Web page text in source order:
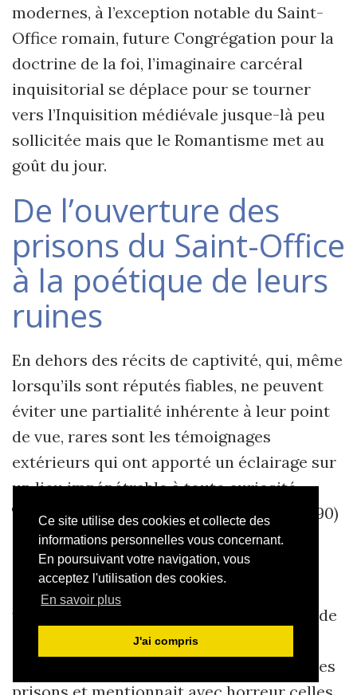
Ce site utilise des cookies et collecte des
informations personnelles vous concernant.
En poursuivant votre navigation, vous
acceptez l'utilisation des cookies.
En savoir plus
J'ai compris
modernes, à l’exception notable du Saint-
Office romain, future Congrégation pour la
doctrine de la foi, l’imaginaire carcéral
inquisitorial se déplace pour se tourner
vers l’Inquisition médiévale jusque-là peu
sollicitée mais que le Romantisme met au
goût du jour.
De l’ouverture des
prisons du Saint-Office
à la poétique de leurs
ruines
En dehors des récits de captivité, qui, même
lorsqu’ils sont réputés fiables, ne peuvent
éviter une partialité inhérente à leur point
de vue, rares sont les témoignages
extérieurs qui ont apporté un éclairage sur
un lieu impénétrable à toute curiosité.
Toutefois vers 1780 John Howard (1726-1790)
entreprenait une étude pionnière sur les
conditions de détention en Europe en
cherchant à se rendre sur place pour se
forger une opinion en vue d
une réforme de
ces établissements. Au cours de ce tour
horizon il passait en revue les différentes